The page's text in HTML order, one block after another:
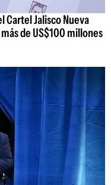
Cartel Jalisco Nueva
de US$100 millones